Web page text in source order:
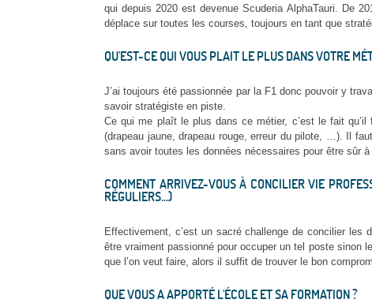
qui depuis 2020 est devenue Scuderia AlphaTauri. De
déplace sur toutes les courses, toujours en tant que
QU'EST-CE QUI VOUS PLAIT LE PLUS DANS VOTRE
J’ai toujours été passionnée par la F1 donc pouvoir y
savoir stratégiste en piste.
Ce qui me plaît le plus dans ce métier, c’est le fait
(drapeau jaune, drapeau rouge, erreur du pilote, …). Il
sans avoir toutes les données nécessaires pour être sûr à
COMMENT ARRIVEZ-VOUS À CONCILIER VIE
RÉGULIERS...)
Effectivement, c’est un sacré challenge de concilier les
être vraiment passionné pour occuper un tel poste sinon
que l’on veut faire, alors il suffit de trouver le bon
QUE VOUS A APPORTÉ L'ÉCOLE ET SA FORMATION ?